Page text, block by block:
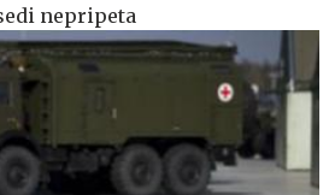
nepripeta